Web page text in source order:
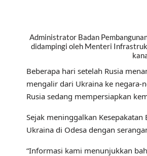
Administrator Badan
didampingi oleh Menteri
Beberapa hari setelah Rusia
mengalir dari Ukraina ke negara-
Rusia sedang mempersiapkan
Sejak meninggalkan
Ukraina di Odesa dengan
“Informasi kami menunjukkan